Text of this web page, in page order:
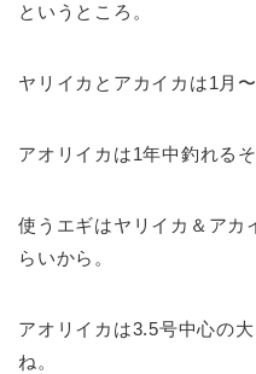
というところ。
ヤリイカとアカイカは1月
アオリイカは1年中釣れるそ
使うエギはヤリイカ＆アカ
らいから。
アオリイカは3.5号中心の
ね。